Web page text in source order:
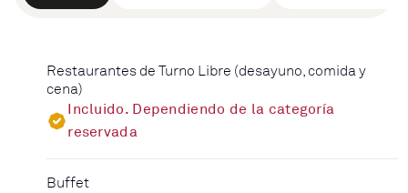
Restaurantes de Turno Libre (desayuno, comida y
cena)
Incluido. Dependiendo de la categoría
reservada
Buffet